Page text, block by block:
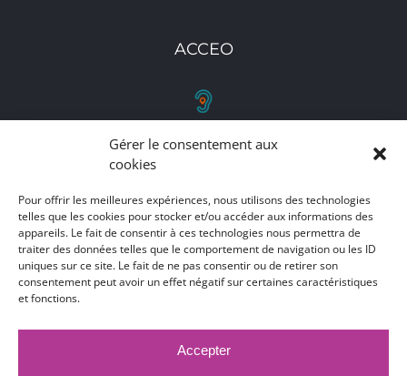
Gérer le consentement aux
cookies
Pour offrir les meilleures expériences, nous utilisons des technologies
telles que les cookies pour stocker et/ou accéder aux informations des
appareils. Le fait de consentir à ces technologies nous permettra de
traiter des données telles que le comportement de navigation ou les ID
uniques sur ce site. Le fait de ne pas consentir ou de retirer son
consentement peut avoir un effet négatif sur certaines caractéristiques
et fonctions.
Accepter
ACCEO
RETROUVEZ-NOUS
Toutes nos adresses, coordonnées et horaires
d'ouverture
CLIQUEZ ICI